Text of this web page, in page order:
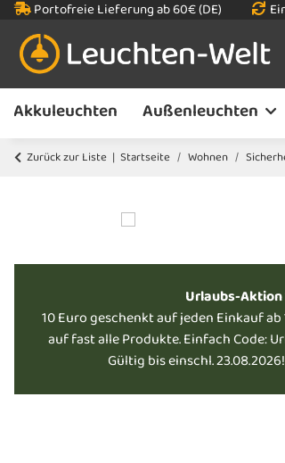
Portofreie Lieferung ab 60€ (DE)
Akkuleuchten Außenleuchten
Zurück zur Liste Startseite Wohnen
Urlaubs-
10 Euro geschenkt auf jeden Einkauf
auf fast alle Produkte. Einfach Code:
Gültig bis einschl.